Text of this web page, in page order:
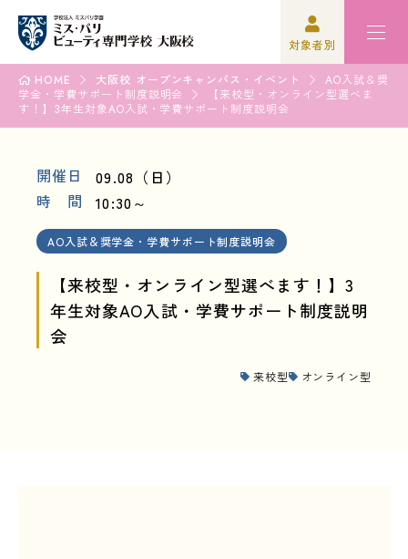
対象者別
高校3年生の方
保護者の方
学校関係者の方
企業の方
卒業生の方
ミスパリ紹介
オープンキャンパス
資格・就職
入学案内
学園生活
HOME 大阪校 オープンキャンパス・イベント
AO入試＆奨
学金・学費サポート制度説明会
【来校型・オンライン型選べま
す！】3年生対象AO入試・学費サポート制度説明会
開催日
09.08（日）
時 間
10:30～
AO入試＆奨学金・学費サポート制度説明会
【来校型・オンライン型選べます！】3
年生対象AO入試・学費サポート制度説明
会
来校型 オンライン型